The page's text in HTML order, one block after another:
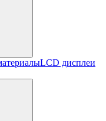
LCD дисплеи